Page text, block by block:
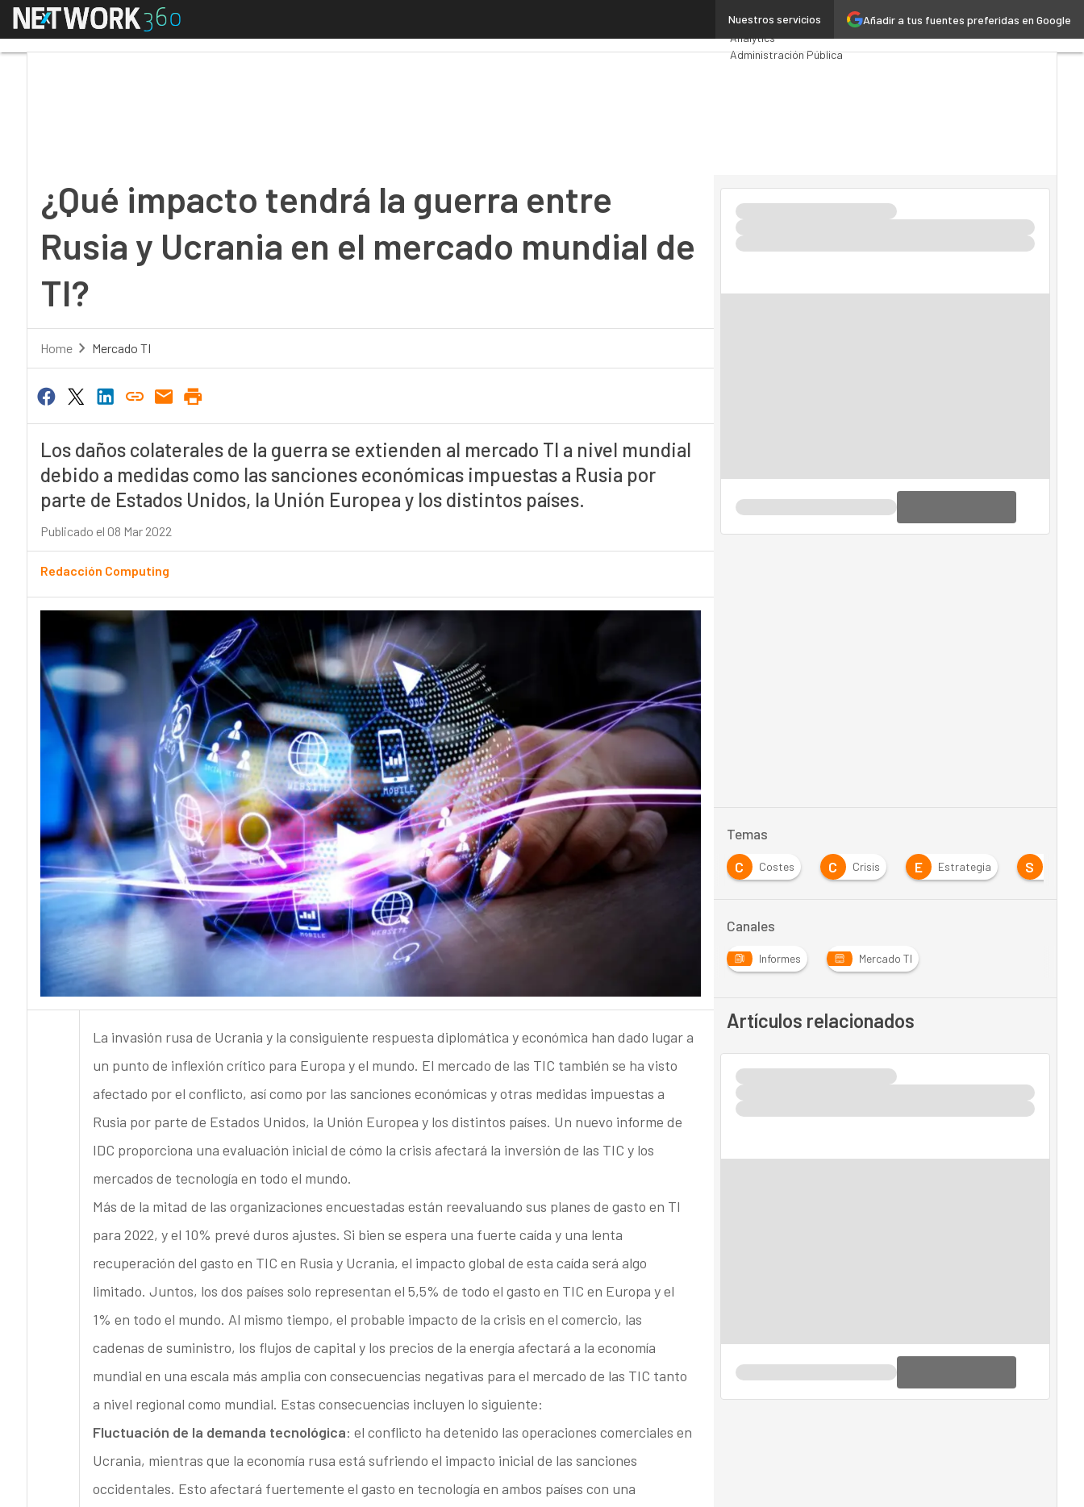
Añadir a tus fuentes preferidas en Google
Nuestros servicios
Menú ¿Qué impacto tendrá la guerra entre Rusia y Ucrania en el mercado mundial de TI?Premios Computing
Analytics
Administración Pública
¿Qué impacto tendrá la guerra entre
Rusia y Ucrania en el mercado mundial de
TI?
Home Mercado TI
Los daños colaterales de la guerra se extienden al mercado TI a nivel mundial
debido a medidas como las sanciones económicas impuestas a Rusia por
parte de Estados Unidos, la Unión Europea y los distintos países.
Publicado el 08 Mar 2022
Redacción Computing
La invasión rusa de Ucrania y la consiguiente respuesta diplomática y económica han dado lugar a
un punto de inflexión crítico para Europa y el mundo. El mercado de las TIC también se ha visto
afectado por el conflicto, así como por las sanciones económicas y otras medidas impuestas a
Rusia por parte de Estados Unidos, la Unión Europea y los distintos países. Un nuevo informe de
IDC proporciona una evaluación inicial de cómo la crisis afectará la inversión de las TIC y los
mercados de tecnología en todo el mundo.
Más de la mitad de las organizaciones encuestadas están reevaluando sus planes de gasto en TI
para 2022, y el 10% prevé duros ajustes. Si bien se espera una fuerte caída y una lenta
recuperación del gasto en TIC en Rusia y Ucrania, el impacto global de esta caída será algo
limitado. Juntos, los dos países solo representan el 5,5% de todo el gasto en TIC en Europa y el
1% en todo el mundo. Al mismo tiempo, el probable impacto de la crisis en el comercio, las
cadenas de suministro, los flujos de capital y los precios de la energía afectará a la economía
mundial en una escala más amplia con consecuencias negativas para el mercado de las TIC tanto
a nivel regional como mundial. Estas consecuencias incluyen lo siguiente:
Fluctuación de la demanda tecnológica: el conflicto ha detenido las operaciones comerciales en
Ucrania, mientras que la economía rusa está sufriendo el impacto inicial de las sanciones
occidentales. Esto afectará fuertemente el gasto en tecnología en ambos países con una
Temas
C Costes C Crisis E Estrategia S
Canales
Informes Mercado TI
Artículos relacionados